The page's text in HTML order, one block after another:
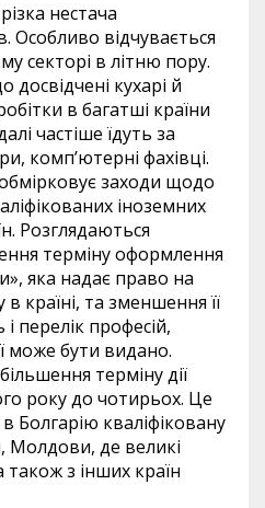
нестача
Особливо відчувається
секторі в літню пору.
кухарі й
в багатші країни
частіше їдуть за
комп’ютерні фахівці.
заходи щодо
іноземних
Розглядаються
терміну оформлення
яка надає право на
країні, та зменшення її
перелік професій,
може бути видано.
терміну дії
року до чотирьох. Це
Болгарію кваліфіковану
Молдови, де великі
також з інших країн